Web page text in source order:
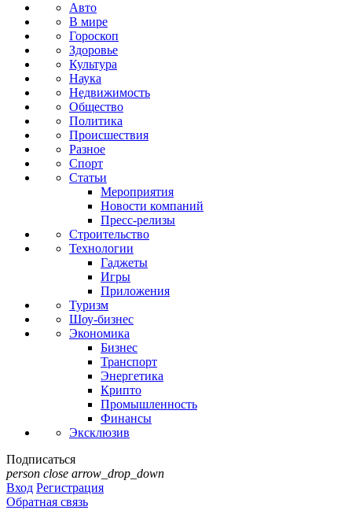
Авто
В мире
Гороскоп
Здоровье
Культура
Наука
Недвижимость
Общество
Политика
Происшествия
Разное
Спорт
Статьи
Мероприятия
Новости компаний
Пресс-релизы
Строительство
Технологии
Гаджеты
Игры
Приложения
Туризм
Шоу-бизнес
Экономика
Бизнес
Транспорт
Энергетика
Крипто
Промышленность
Финансы
Эксклюзив
Подписаться
person close arrow_drop_down
Вход Регистрация
Обратная связь